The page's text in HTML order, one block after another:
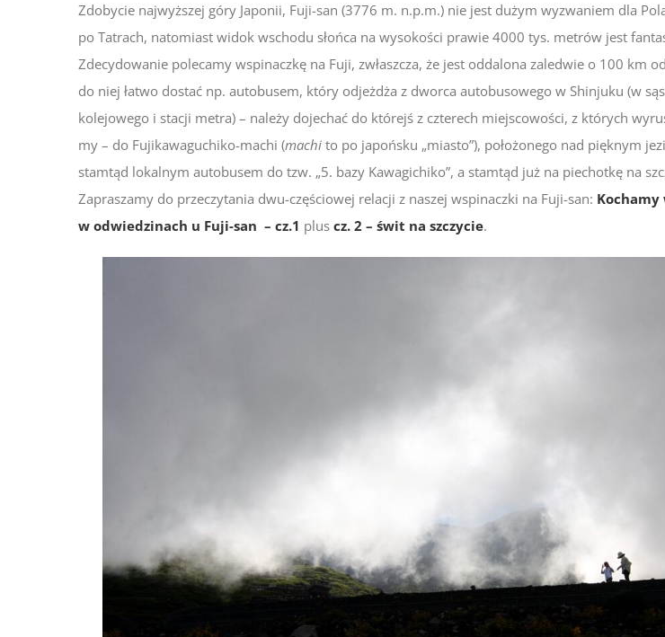
Zdobycie najwyższej góry Japonii, Fuji-san (3776 m. n.p.m.) nie jest dużym wyzwaniem dla
po Tatrach, natomiast widok wschodu słońca na wysokości prawie 4000 tys. metrów jest
Zdecydowanie polecamy wspinaczkę na Fuji, zwłaszcza, że jest oddalona zaledwie o 100 km
do niej łatwo dostać np. autobusem, który odjeżdża z dworca autobusowego w Shinjuku (w
kolejowego i stacji metra) – należy dojechać do którejś z czterech miejscowości, z których
my – do Fujikawaguchiko-machi (machi to po japońsku „miasto”), położonego nad pięknym
stamtąd lokalnym autobusem do tzw. „5. bazy Kawagichiko”, a stamtąd już na piechotkę na
Zapraszamy do przeczytania dwu-częściowej relacji z naszej wspinaczki na Fuji-san:
w odwiedzinach u Fuji-san – cz.1 plus cz. 2 – świt na szczycie.